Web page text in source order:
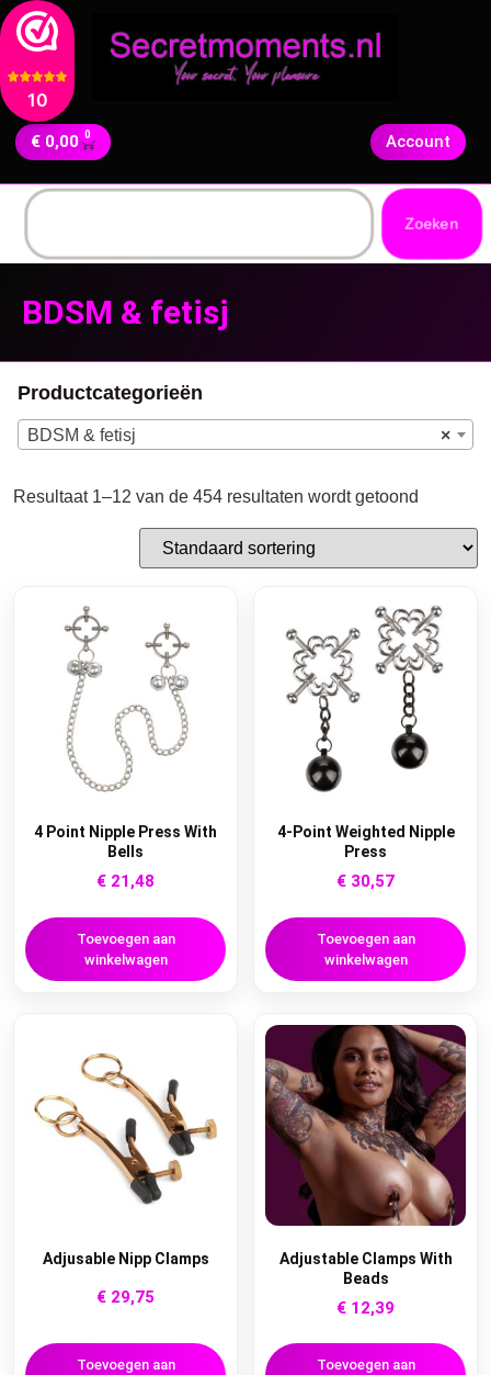
10
€ 0,00 0 Account
Zoeken
BDSM & fetisj
Productcategorieën
×
BDSM & fetisj
Resultaat 1–12 van de 454 resultaten wordt getoond
4 Point Nipple Press With
Bells
€ 21,48
Toevoegen aan
winkelwagen
4-Point Weighted Nipple
Press
€ 30,57
Toevoegen aan
winkelwagen
Adjusable Nipp Clamps
€ 29,75
Toevoegen aan
Adjustable Clamps With
Beads
€ 12,39
Toevoegen aan